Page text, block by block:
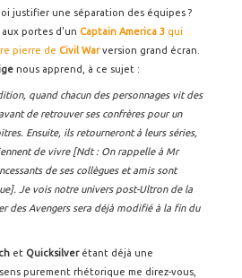
justifier une séparation des équipes ?
aux portes d'un Captain America 3 qui
pierre de Civil Warversion grand écran.
nous apprend, à ce sujet :
quand chacun des personnages vit des
de retrouver ses confrères pour un
Ensuite, ils retourneront à leurs séries,
de vivre [Ndt : On rappelle à Mr
de ses collègues et amis sont
Je vois notre univers post-Ultron de la
des Avengers sera déjà modifié à la fin du
et Quicksilverétant déjà une
purement rhétorique me direz-vous,